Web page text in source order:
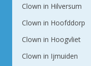
Clown in Hilversum
Clown in Hoofddorp
Clown in Hoogvliet
Clown in Ijmuiden